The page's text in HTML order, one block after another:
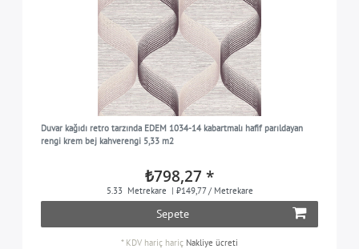
Duvar kağıdı retro tarzında EDEM 1034-14 kabartmalı hafif parıldayan
rengi krem bej kahverengi 5,33 m2
₺798,27 *
5.33 Metrekare | ₺149,77 / Metrekare
Sepete
* KDV hariç hariç Nakliye ücreti